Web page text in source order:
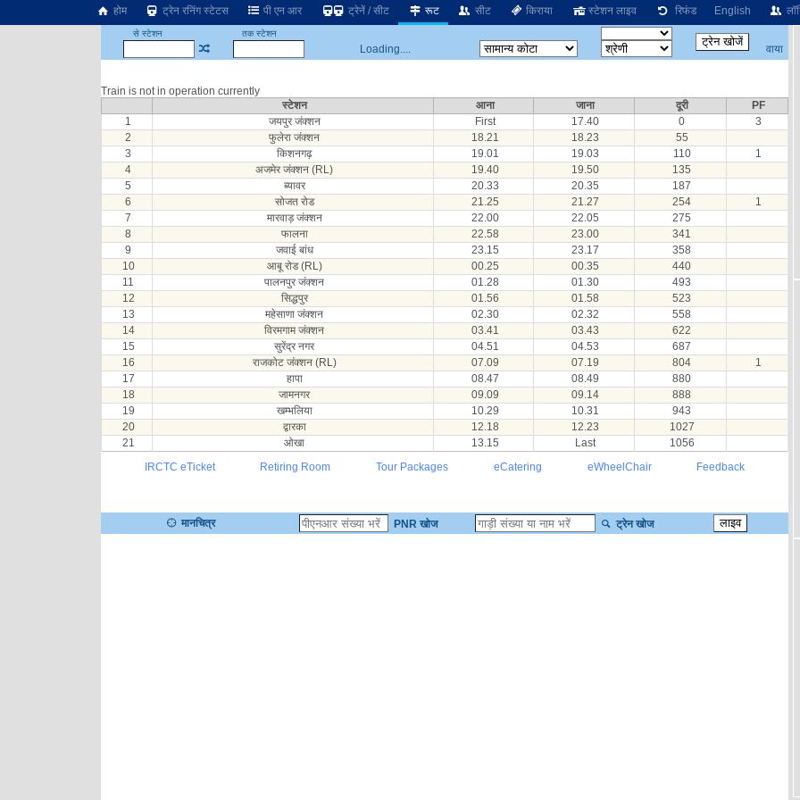
होम ट्रेन रनिंग स्टेटस पी एन आर ट्रेनें / सीट रूट सीट किराया स्टेशन लाइव रिफंड English
से स्टेशन तक स्टेशन
Loading.... वाया
Train is not in operation currently
स्टेशन
आना जाना दूरी
PF
1
जयपुर जंक्शन First 17.40 0
3
2
फुलेरा जंक्शन 18.21 18.23
55
3
किशनगढ़ 19.01 19.03 110
1
4
अजमेर जंक्शन (RL) 19.40 19.50
135
5
ब्यावर 20.33 20.35
187
6
सोजत रोड 21.25 21.27 254
1
7
मारवाड़ जंक्शन 22.00 22.05
275
8
फालना 22.58 23.00
341
9
जवाई बांध 23.15 23.17
358
10
आबू रोड (RL) 00.25 00.35
440
11
पालनपुर जंक्शन 01.28 01.30
493
12
सिद्धपुर 01.56 01.58
523
13
महेसाणा जंक्शन 02.30 02.32
558
14
विरमगाम जंक्शन 03.41 03.43
622
15
सुरेंद्र नगर 04.51 04.53
687
16
राजकोट जंक्शन (RL) 07.09 07.19 804
1
17
हापा 08.47 08.49
880
18
जामनगर 09.09 09.14
888
19
खम्भलिया 10.29 10.31
943
20
द्वारका 12.18 12.23
1027
21
ओखा 13.15 Last
1056
IRCTC eTicket
Retiring Room Tour Packages eCatering eWheelChair Feedback
मानचित्र PNR खोज ट्रेन खोज